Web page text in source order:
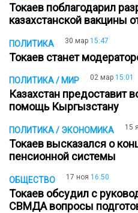
Токаев поблагодарил
казахстанской вакцины
ПОЛИТИКА 30 мар 15:47
Токаев станет
ПОЛИТИКА / МИР 02 мар 15:01
Казахстан предоставит
помощь Кыргызстану
ПОЛИТИКА / ЭКОНОМИКА 15
Токаев высказался о
пенсионной системы
ОБЩЕСТВО 17 ноя 16:50
Токаев обсудил с
СВМДА вопросы